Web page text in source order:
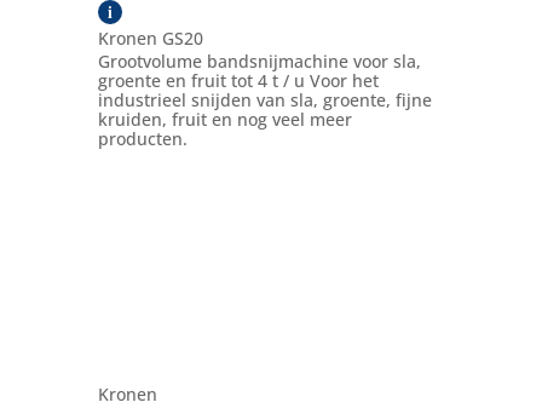
i
Kronen GS20
Grootvolume bandsnijmachine voor sla,
groente en fruit tot 4 t / u Voor het
industrieel snijden van sla, groente, fijne
kruiden, fruit en nog veel meer
producten.
Kronen